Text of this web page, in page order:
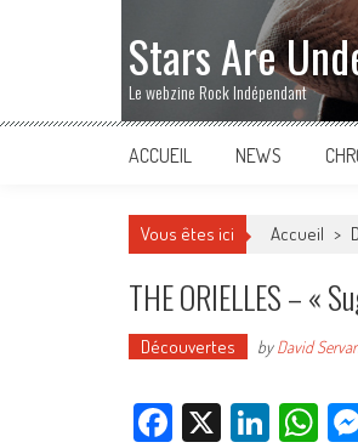
Stars Are
Le webzine Rock Indépendant
ACCUEIL NEWS
Vous êtes ici Accueil >
THE ORIELLES – «
Découvertes byDavid
Facebook
X